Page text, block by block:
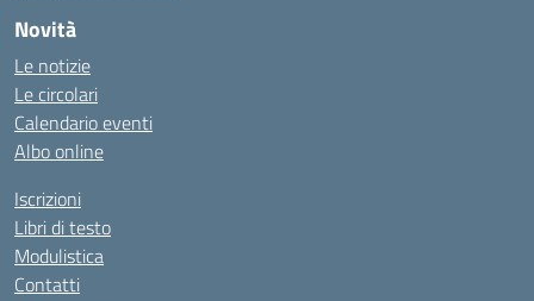
Novità
Le notizie
Le circolari
Calendario eventi
Albo online
Iscrizioni
Libri di testo
Modulistica
Contatti